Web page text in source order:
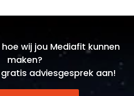
wij jou Mediafit kunnen
maken?
adviesgesprek aan!